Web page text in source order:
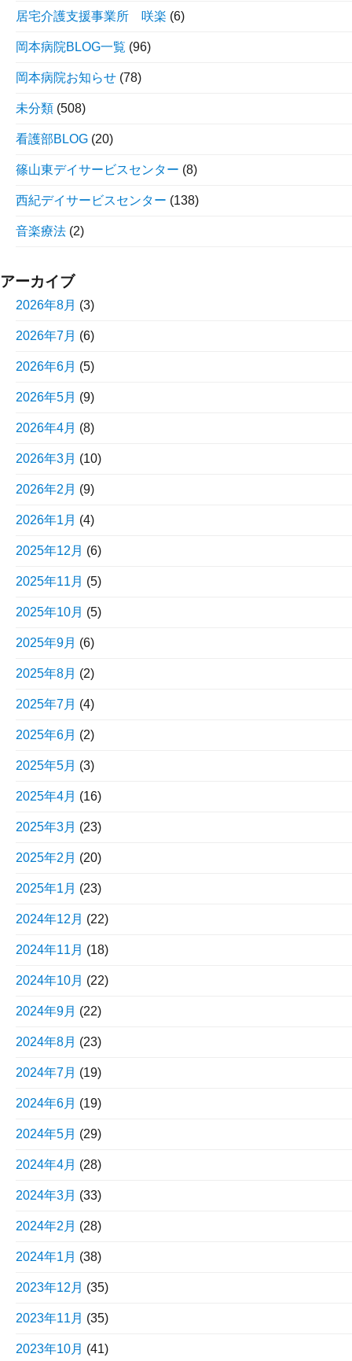
居宅介護支援事業所 咲楽 (6)
岡本病院BLOG一覧 (96)
岡本病院お知らせ (78)
未分類 (508)
看護部BLOG (20)
篠山東デイサービスセンター (8)
西紀デイサービスセンター (138)
音楽療法 (2)
アーカイブ
2026年8月 (3)
2026年7月 (6)
2026年6月 (5)
2026年5月 (9)
2026年4月 (8)
2026年3月 (10)
2026年2月 (9)
2026年1月 (4)
2025年12月 (6)
2025年11月 (5)
2025年10月 (5)
2025年9月 (6)
2025年8月 (2)
2025年7月 (4)
2025年6月 (2)
2025年5月 (3)
2025年4月 (16)
2025年3月 (23)
2025年2月 (20)
2025年1月 (23)
2024年12月 (22)
2024年11月 (18)
2024年10月 (22)
2024年9月 (22)
2024年8月 (23)
2024年7月 (19)
2024年6月 (19)
2024年5月 (29)
2024年4月 (28)
2024年3月 (33)
2024年2月 (28)
2024年1月 (38)
2023年12月 (35)
2023年11月 (35)
2023年10月 (41)